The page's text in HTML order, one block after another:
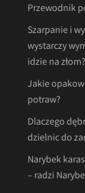
Przewodnik
Szarpanie i
wystarczy
idzie na złom?
Jakie
potraw?
Dlaczego
dzielnic do
Narybek
– radzi